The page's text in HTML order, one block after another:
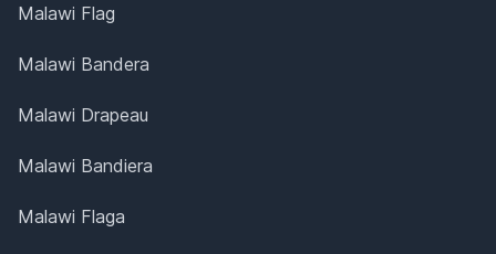
Malawi Flag
Malawi Bandera
Malawi Drapeau
Malawi Bandiera
Malawi Flaga